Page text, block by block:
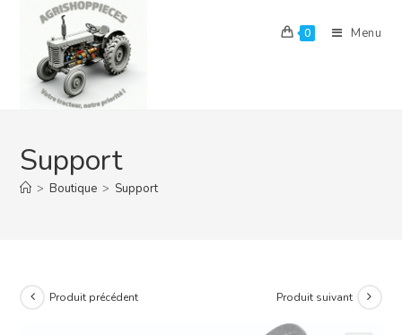
content
0 Menu
Support
> Boutique > Support
Produit précédent Produit suivant